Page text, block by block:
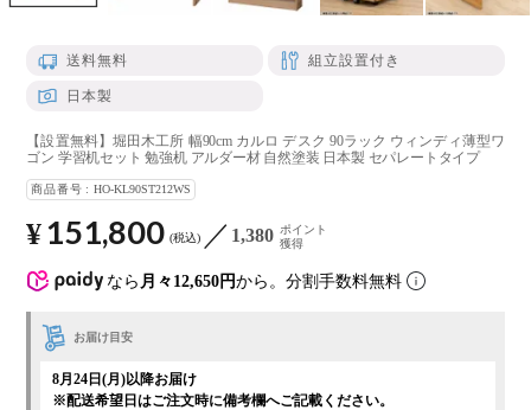
送料無料 組立設置付き
日本製
【設置無料】堀田木工所 幅90cm カルロ デスク 90ラック ウィンディ薄型ワ
ゴン 学習机セット 勉強机 アルダー材 自然塗装 日本製 セパレートタイプ
商品番号 HO-KL90ST212WS
なら 月々12,650円から。分割手数料無料
¥ 151,800 税込 1,380 ポイント
獲得
お届け目安
8月24日(月)以降お届け
※配送希望日はご注文時に備考欄へご記載ください。